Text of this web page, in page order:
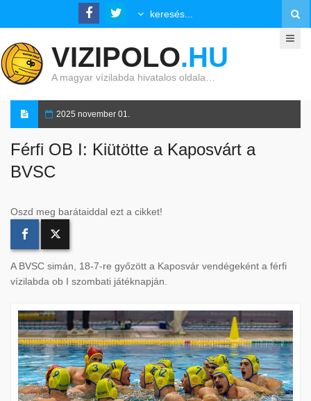
VIZIPOLO.HU
A magyar vízilabda hivatalos oldala…
2025 november 01.
Férfi OB I: Kiütötte a Kaposvárt a
BVSC
Oszd meg barátaiddal ezt a cikket!
A BVSC simán, 18-7-re győzött a Kaposvár vendégeként a férfi
vízilabda ob I szombati játéknapján.